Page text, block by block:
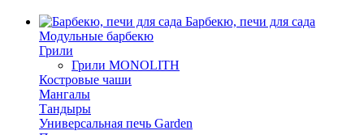
Барбекю, печи для сада
Модульные барбекю
Грили
Грили MONOLITH
Костровые чаши
Мангалы
Тандыры
Универсальная печь Garden